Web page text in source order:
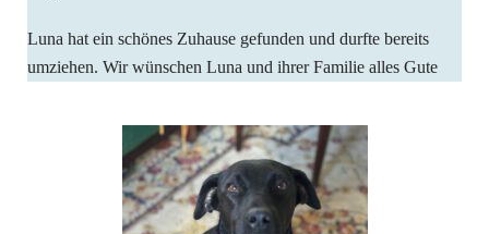
Luna hat ein schönes Zuhause gefunden und durfte bereits
umziehen. Wir wünschen Luna und ihrer Familie alles Gute